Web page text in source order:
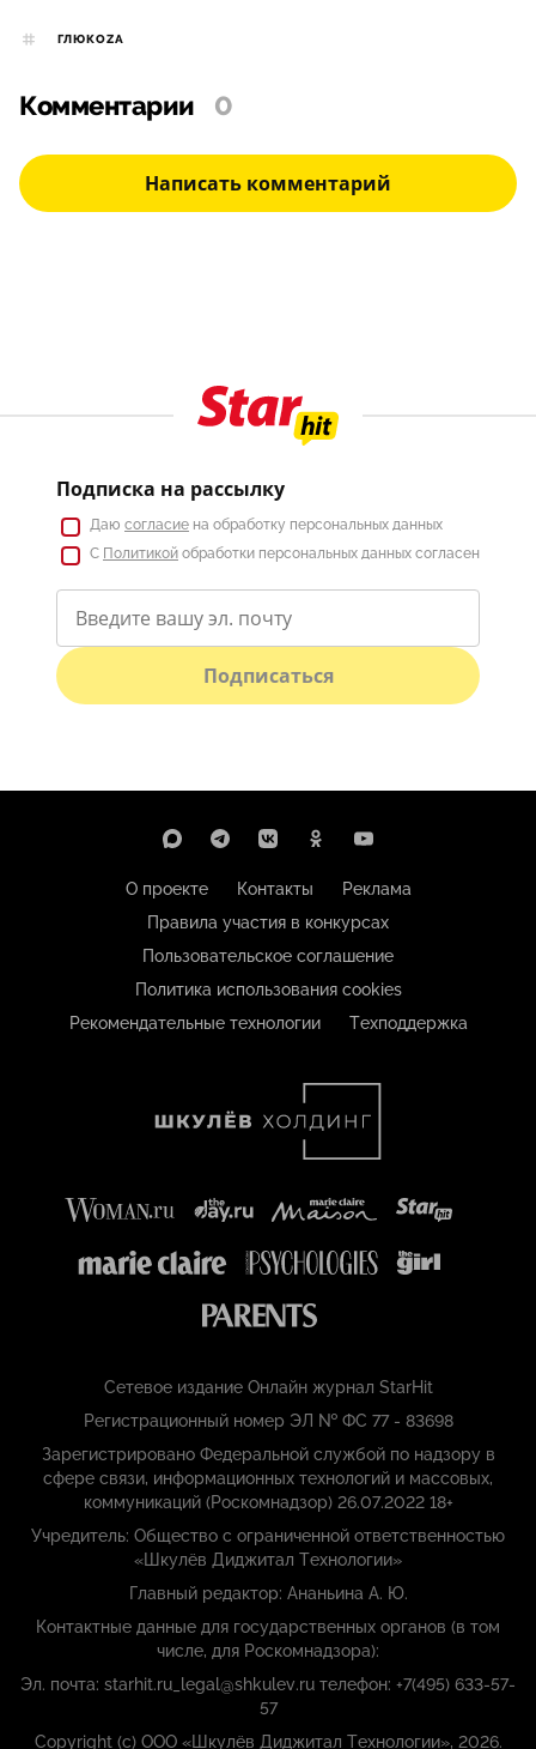
ГЛЮКОZА
Комментарии 0
Написать комментарий
Подписка на рассылку
Даю согласие на обработку персональных данных
С Политикой обработки персональных данных согласен
Подписаться
О проекте Контакты
Реклама
Правила участия в конкурсах
Пользовательское соглашение
Политика использования cookies
Рекомендательные технологии
Техподдержка
Сетевое издание Онлайн журнал StarHit
Регистрационный номер ЭЛ № ФС 77 - 83698
Зарегистрировано Федеральной службой по надзору в
сфере связи, информационных технологий и массовых,
коммуникаций (Роскомнадзор) 26.07.2022 18+
Учредитель: Общество с ограниченной ответственностью
«Шкулёв Диджитал Технологии»
Главный редактор: Ананьина А. Ю.
Контактные данные для государственных органов (в том
числе, для Роскомнадзора):
Эл. почта: starhit.ru_legal@shkulev.ru телефон: +7(495) 633-57-
57
Copyright (с) ООО «Шкулёв Диджитал Технологии», 2026.